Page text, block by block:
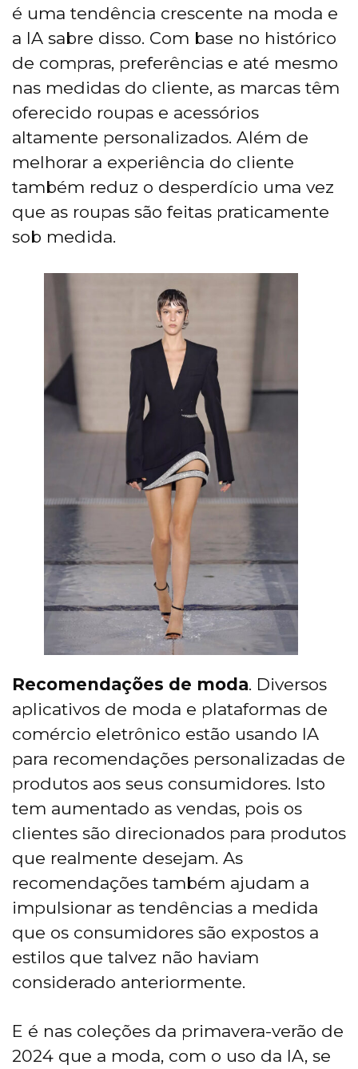
é uma tendência crescente na moda e
a IA sabre disso. Com base no histórico
de compras, preferências e até mesmo
nas medidas do cliente, as marcas têm
oferecido roupas e acessórios
altamente personalizados. Além de
melhorar a experiência do cliente
também reduz o desperdício uma vez
que as roupas são feitas praticamente
sob medida.
Recomendações de moda. Diversos
aplicativos de moda e plataformas de
comércio eletrônico estão usando IA
para recomendações personalizadas de
produtos aos seus consumidores. Isto
tem aumentado as vendas, pois os
clientes são direcionados para produtos
que realmente desejam. As
recomendações também ajudam a
impulsionar as tendências a medida
que os consumidores são expostos a
estilos que talvez não haviam
considerado anteriormente.
E é nas coleções da primavera-verão de
2024 que a moda, com o uso da IA, se